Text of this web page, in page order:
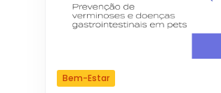
Bem-Estar